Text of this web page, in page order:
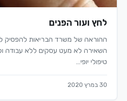
לחץ ועור הפנים
ההוראה של משרד הבריאות להפסיק
השאירה לא מעט עסקים ללא עבודה
טיפולי יופי…
30 במרץ 2020